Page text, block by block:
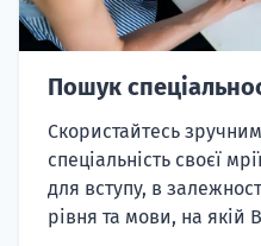
Пошук
Скористайтесь
спеціальність своєї
для вступу, в
рівня та мови, на якій